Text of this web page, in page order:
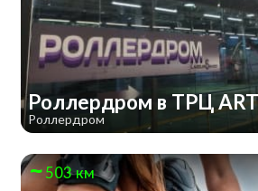
Роллердром в ТРЦ
Роллердром
503 км